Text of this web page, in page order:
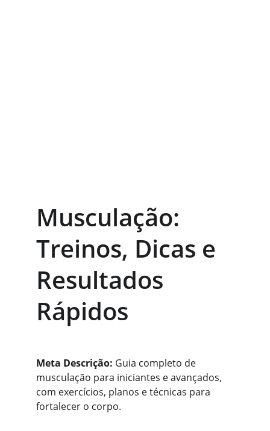
Musculação:
Treinos, Dicas e
Resultados
Rápidos
Meta Descrição: Guia completo de
musculação para iniciantes e avançados,
com exercícios, planos e técnicas para
fortalecer o corpo.